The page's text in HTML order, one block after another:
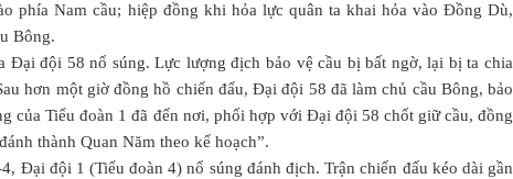
phía Nam cầu; hiệp đồng khi hỏa lực quân ta khai hỏa vào Đồng Dù,
Bông.
Đại đội 58 nổ súng. Lực lượng địch bảo vệ cầu bị bất ngờ, lại bị ta chia
hơn một giờ đồng hồ chiến đấu, Đại đội 58 đã làm chủ cầu Bông, bảo
của Tiểu đoàn 1 đã đến nơi, phối hợp với Đại đội 58 chốt giữ cầu, đồng
thành Quan Năm theo kế hoạch”.
Đại đội 1 (Tiểu đoàn 4) nổ súng đánh địch. Trận chiến đấu kéo dài gần